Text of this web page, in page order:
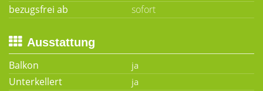
bezugsfrei ab
sofort
Ausstattung
Balkon
Unterkellert